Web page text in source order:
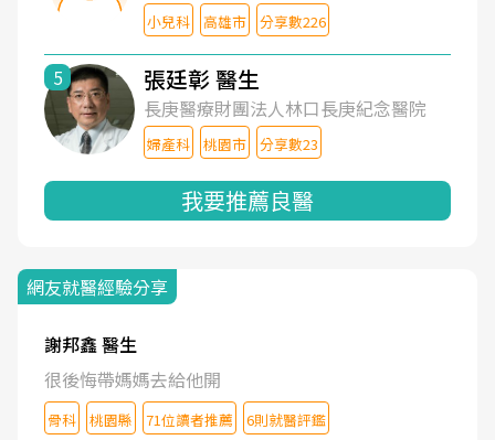
小兒科 高雄市 分享數226
5 張廷彰 醫生
長庚醫療財團法人林口長庚紀念醫院
婦產科 桃園市 分享數23
我要推薦良醫
網友就醫經驗分享
謝邦鑫 醫生
很後悔帶媽媽去給他開
骨科 桃園縣 71位讀者推薦 6則就醫評鑑